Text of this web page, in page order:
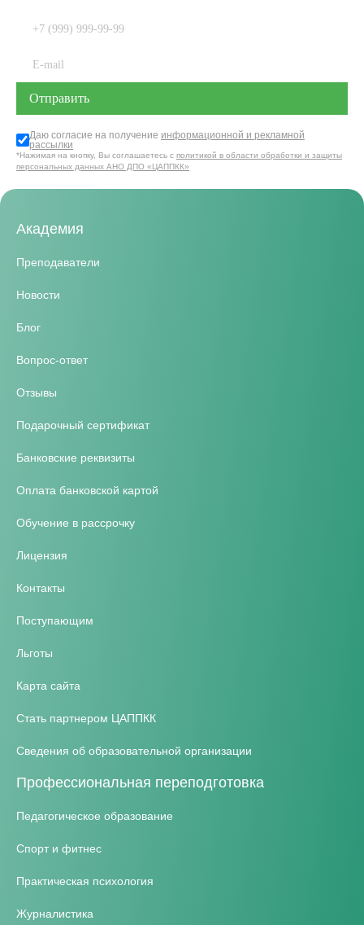
Даю согласие на получение информационной и рекламной
рассылки
*Нажимая на кнопку, Вы соглашаетесь с политикой в области обработки и защиты
персональных данных АНО ДПО «ЦАППКК»
Академия
Преподаватели
Новости
Блог
Вопрос-ответ
Отзывы
Подарочный сертификат
Банковские реквизиты
Оплата банковской картой
Обучение в рассрочку
Лицензия
Контакты
Поступающим
Льготы
Карта сайта
Стать партнером ЦАППКК
Сведения об образовательной организации
Профессиональная переподготовка
Педагогическое образование
Спорт и фитнес
Практическая психология
Журналистика